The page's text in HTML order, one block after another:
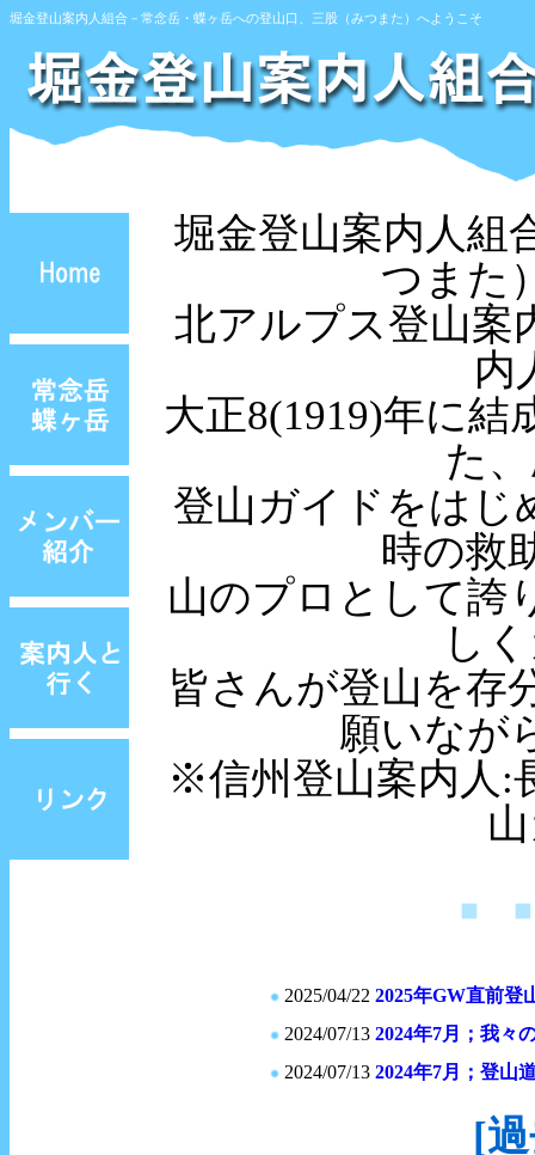
堀金登山案内人組合－常念岳・蝶ヶ岳への登山口、三股（みつまた）へようこそ
堀金登山案内人組
つまた
北アルプス登山案
内
大正8(1919)年に結
た
登山ガイドをはじ
時の救
山のプロとして誇
し
皆さんが登山を存
願いなが
※信州登山案内人:
[